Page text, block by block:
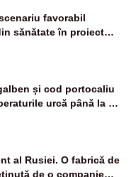
favorabil
sănătate în proiectul
și cod portocaliu
urcă până la 38
devin tropicale
al Rusiei. O fabrică de
de o companie